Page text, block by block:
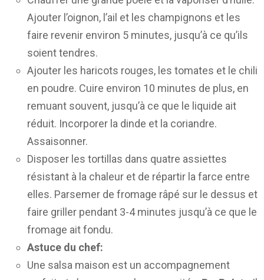
Ajouter l’oignon, l’ail et les champignons et les
faire revenir environ 5 minutes, jusqu’à ce qu’ils
soient tendres.
Ajouter les haricots rouges, les tomates et le chili
en poudre. Cuire environ 10 minutes de plus, en
remuant souvent, jusqu’à ce que le liquide ait
réduit. Incorporer la dinde et la coriandre.
Assaisonner.
Disposer les tortillas dans quatre assiettes
résistant à la chaleur et de répartir la farce entre
elles. Parsemer de fromage râpé sur le dessus et
faire griller pendant 3-4 minutes jusqu’à ce que le
fromage ait fondu.
Astuce du chef:
Une salsa maison est un accompagnement